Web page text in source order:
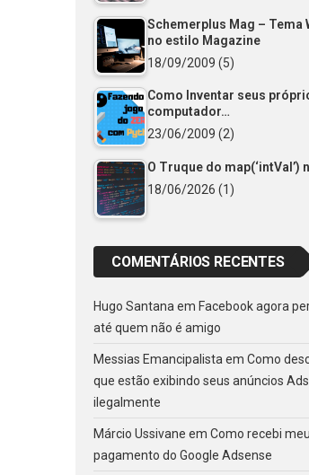
Schemerplus Mag – Tema
no estilo Magazine
18/09/2009 (5)
Como Inventar seus
computador…
23/06/2009 (2)
O Truque do map(‘intVal’)
18/06/2026 (1)
COMENTÁRIOS RECENTES
Hugo Santana em Facebook agora
até quem não é amigo
Messias Emancipalista em Como
que estão exibindo seus anúncios
ilegalmente
Márcio Ussivane em Como recebi
pagamento do Google Adsense